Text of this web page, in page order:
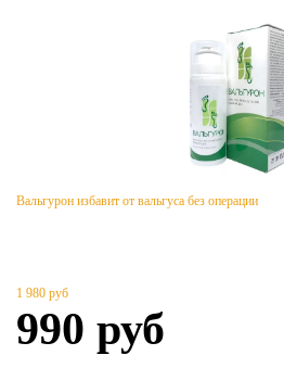
Вальгурон избавит от вальгуса без операции
1 980 руб
990 руб